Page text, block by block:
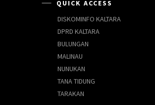
QUICK ACCESS
DISKOMINFO KALTARA
DPRD KALTARA
BULUNGAN
MALINAU
NUNUKAN
TANA TIDUNG
TARAKAN